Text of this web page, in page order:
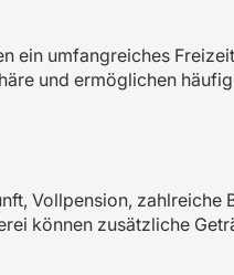
ein umfangreiches
und ermöglichen
Vollpension, zahlreiche
können zusätzliche